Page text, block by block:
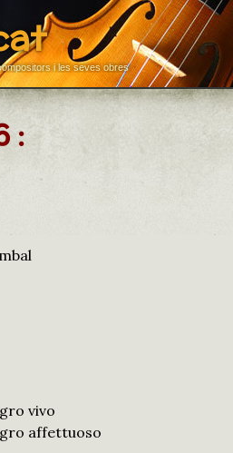
i les seves obres
:
vivo
affettuoso